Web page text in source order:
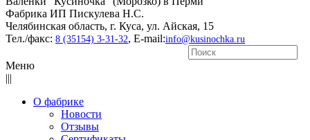
Фабрика ИП Пискулева Н.С.
Челябинская область, г. Куса, ул. Айская, 15
Тел./факс: 8 (35154) 3-31-32, E-mail:info@kusinochka.ru
Меню
|||
О фабрике
Новости
Отзывы